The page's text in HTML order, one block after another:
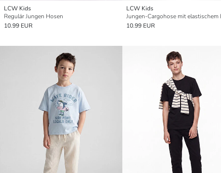
LCW Kids
Regulär Jungen Hosen
10.99 EUR
LCW Kids
Jungen-Cargohose mit elastischem
10.99 EUR